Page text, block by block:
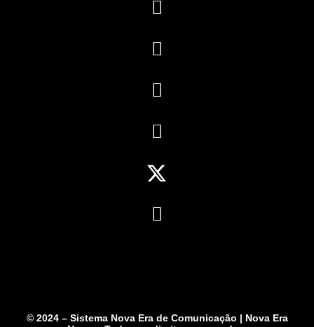
© 2024 – Sistema Nova Era de Comunicação | Nova Era